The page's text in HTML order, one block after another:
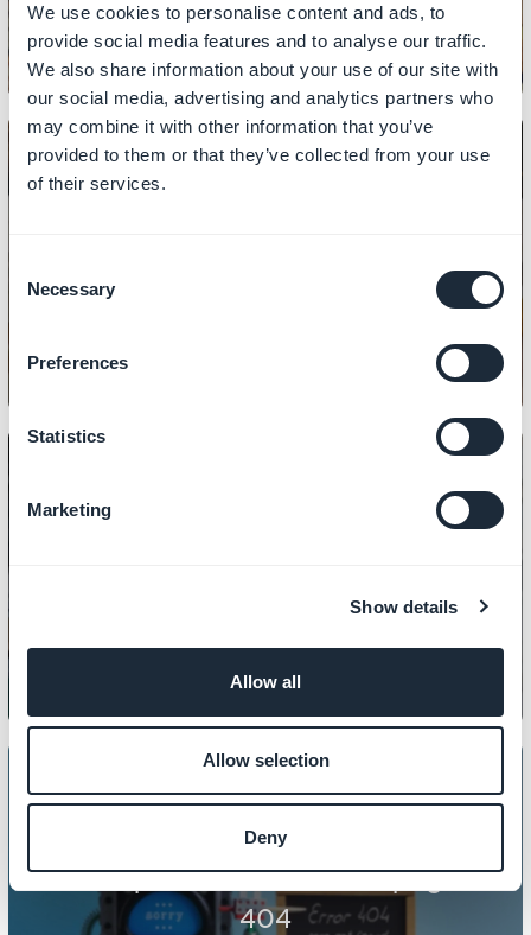
We use cookies to personalise content and ads, to
provide social media features and to analyse our traffic.
We also share information about your use of our site with
our social media, advertising and analytics partners who
may combine it with other information that you’ve
provided to them or that they’ve collected from your use
of their services.
Selection
Necessary
Preferences
Statistics
Marketing
Show details
Allow all
Allow selection
Deny
CONTENUTO
Come personalizzare la tua pagina
404